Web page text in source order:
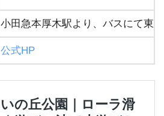
小田急本厚木駅より、バスにて東
公式HP